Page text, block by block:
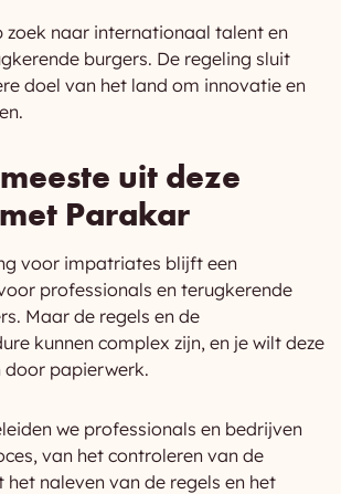
naar internationaal talent en
burgers. De regeling sluit
doel van het land om innovatie en
uit deze
Parakar
voor impatriates blijft een
professionals en terugkerende
Maar de regels en de
kunnen complex zijn, en je wilt deze
door papierwerk.
we professionals en bedrijven
van het controleren van de
naleven van de regels en het